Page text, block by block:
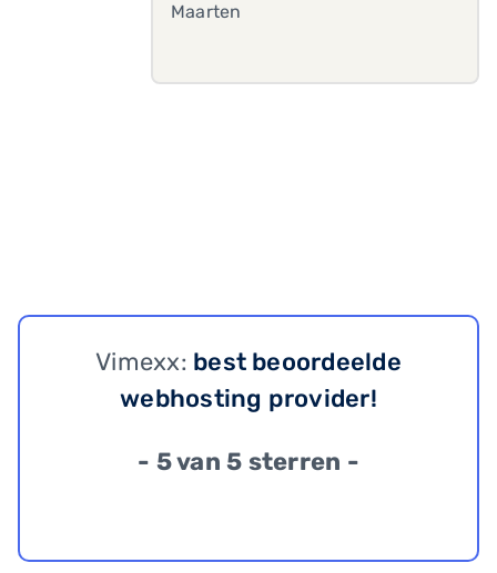
Maarten
Vimexx: best beoordeelde
webhosting provider!
- 5 van 5 sterren -